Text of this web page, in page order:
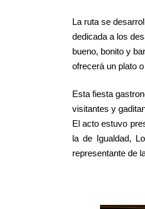
La ruta se
dedicada a los
bueno, bonito y
ofrecerá un plato
Esta fiesta
visitantes y
El acto estuvo
la de Igualdad,
representante de